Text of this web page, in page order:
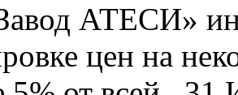
АТЕСИ»
цен на